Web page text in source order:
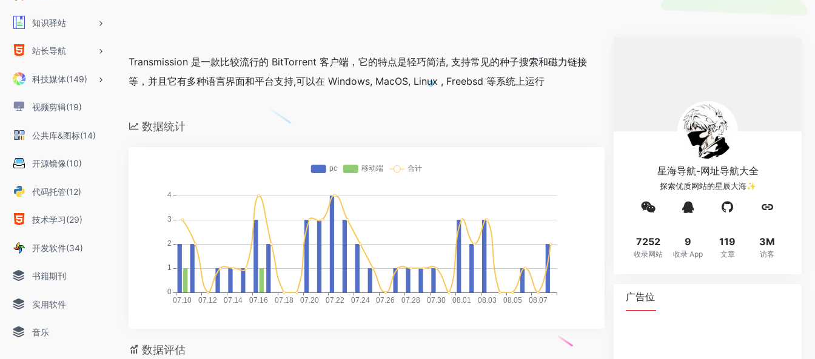
知识驿站
站长导航
科技媒体(149)
视频剪辑(19)
公共库&图标(14)
开源镜像(10)
代码托管(12)
技术学习(29)
开发软件(34)
书籍期刊
实用软件
音乐
Transmission 是一款比较流行的 BitTorrent 客户端，它的特点是轻巧简洁, 支持常见的种子搜索和磁力链接
等，并且它有多种语言界面和平台支持,可以在 Windows, MacOS, Linux , Freebsd 等系统上运行
数据统计
数据评估
星海导航-网址导航大全
探索优质网站的星辰大海✨
7252
收录网站
9
收录 App
119
文章
3M
访客
广告位